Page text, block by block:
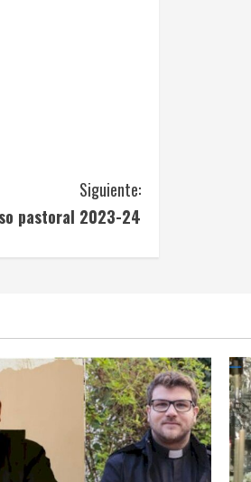
Siguiente:
pastoral 2023-24